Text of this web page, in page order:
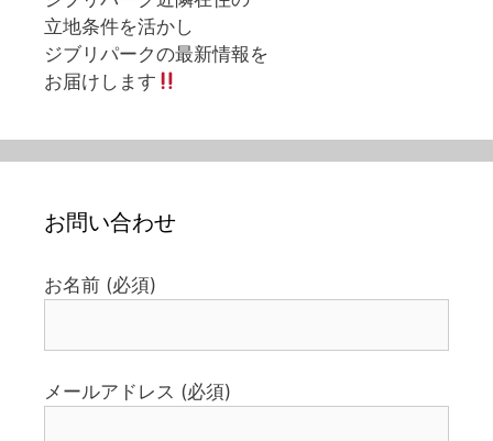
立地条件を活かし
ジブリパークの最新情報を
お届けします
お問い合わせ
お名前 (必須)
メールアドレス (必須)